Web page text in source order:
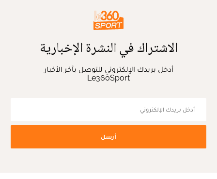
الاشتراك في النشرة الإخبارية
أدخل بريدك الإلكتروني للتوصل بآخر الأخبار
Le360Sport
أرسل